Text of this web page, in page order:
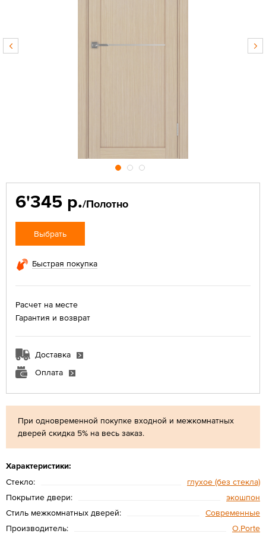
При одновременной покупке входной и межкомнатных
дверей скидка 5% на весь заказ.
Характеристики:
Стекло:
глухое (без стекла)
Покрытие двери:
экошпон
Стиль межкомнатных дверей:
Современные
Производитель:
O.Porte
6'345 р./Полотно
Выбрать
Быстрая покупка
Расчет на месте
Гарантия и возврат
Доставка
Оплата